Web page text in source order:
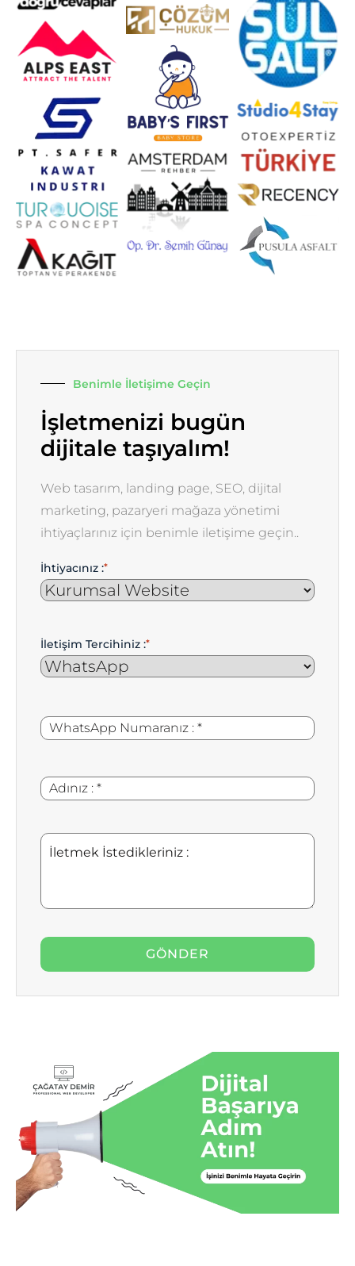
Benimle İletişime Geçin
İşletmenizi bugün
dijitale taşıyalım!
Web tasarım, landing page, SEO, dijital
marketing, pazaryeri mağaza yönetimi
ihtiyaçlarınız için benimle iletişime geçin..
İhtiyacınız :*
İletişim Tercihiniz :*
WhatsApp
Numaranız
*
Adınız
:
*
İletmek
İstedikleriniz